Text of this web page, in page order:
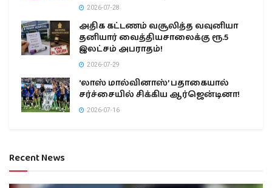
2026-07-28
அதிக கட்டணம் வசூலித்த வவுனியா
தனியார் வைத்தியசாலைக்கு ரூ.5
இலட்சம் அபராதம்!
2026-07-29
‘லாஸ் மால்வினாஸ்’ பதாகையால்
சர்ச்சையில் சிக்கிய ஆர்ஜென்டினா!
2026-07-16
Recent News